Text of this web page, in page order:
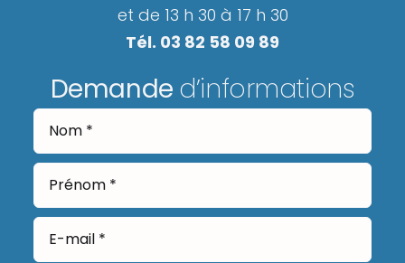
et de 13 h 30 à 17 h 30
Tél. 03 82 58 09 89
Demande d’informations